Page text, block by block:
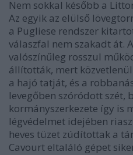
Nem sokkal később a
Az egyik az elülső
a Pugliese rendszer
válaszfal nem szakadt át.
valószínűleg rosszul
állították, mert
a hajó tatját, és a
levegőben szóródott szét,
kormányszerkezete így is
légvédelmet idejében
heves tüzet zúdítottak a
Cavourt eltaláló gépet